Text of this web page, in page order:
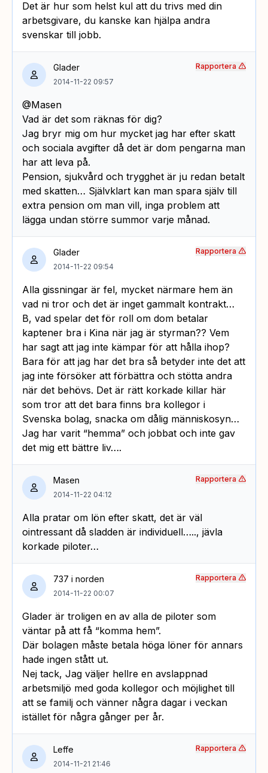
Det är hur som helst kul att du trivs med din
arbetsgivare, du kanske kan hjälpa andra
svenskar till jobb.
Glader
2014-11-22 09:57
@Masen
Vad är det som räknas för dig?
Jag bryr mig om hur mycket jag har efter skatt
och sociala avgifter då det är dom pengarna man
har att leva på.
Pension, sjukvård och trygghet är ju redan betalt
med skatten… Självklart kan man spara själv till
extra pension om man vill, inga problem att
lägga undan större summor varje månad.
Rapportera
Glader
2014-11-22 09:54
Alla gissningar är fel, mycket närmare hem än
vad ni tror och det är inget gammalt kontrakt…
B, vad spelar det för roll om dom betalar
kaptener bra i Kina när jag är styrman?? Vem
har sagt att jag inte kämpar för att hålla ihop?
Bara för att jag har det bra så betyder inte det att
jag inte försöker att förbättra och stötta andra
när det behövs. Det är rätt korkade killar här
som tror att det bara finns bra kollegor i
Svenska bolag, snacka om dålig människosyn…
Jag har varit “hemma” och jobbat och inte gav
det mig ett bättre liv….
Rapportera
Masen
2014-11-22 04:12
Alla pratar om lön efter skatt, det är väl
ointressant då sladden är individuell….., jävla
korkade piloter…
Rapportera
737 i norden
2014-11-22 00:07
Glader är troligen en av alla de piloter som
väntar på att få “komma hem”.
Där bolagen måste betala höga löner för annars
hade ingen stått ut.
Nej tack, Jag väljer hellre en avslappnad
arbetsmiljö med goda kollegor och möjlighet till
att se familj och vänner några dagar i veckan
istället för några gånger per år.
Rapportera
Leffe
2014-11-21 21:46
Rapportera